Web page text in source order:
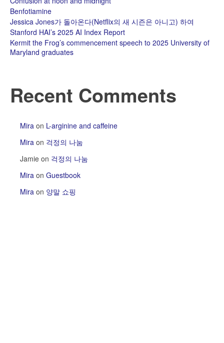
Benfotiamine
Jessica Jones가 돌아온다(Netflix의 새 시즌은 아니고) 하여
Stanford HAI’s 2025 AI Index Report
Kermit the Frog’s commencement speech to 2025 University of
Maryland graduates
Recent Comments
Mira on L-arginine and caffeine
Mira on 걱정의 나눔
Jamie on 걱정의 나눔
Mira on Guestbook
Mira on 양말 쇼핑